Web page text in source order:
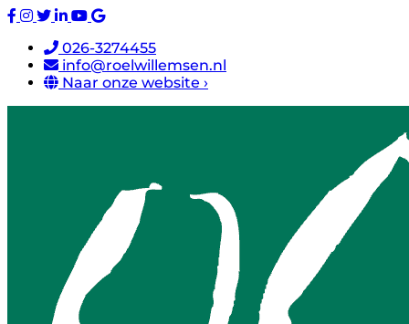
026-3274455
info@roelwillemsen.nl
Naar onze website ›